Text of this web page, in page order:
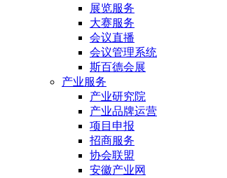
展览服务
大赛服务
会议直播
会议管理系统
斯百德会展
产业服务
产业研究院
产业品牌运营
项目申报
招商服务
协会联盟
安徽产业网